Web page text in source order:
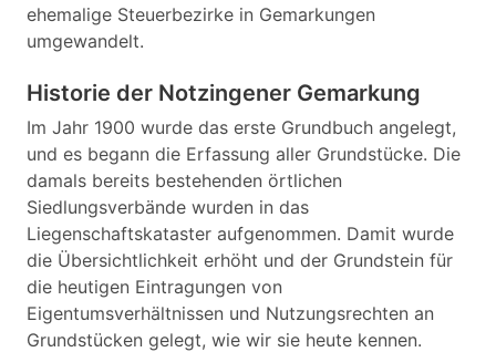
ehemalige Steuerbezirke in Gemarkungen
umgewandelt.
Historie der Notzingener Gemarkung
Im Jahr 1900 wurde das erste Grundbuch angelegt,
und es begann die Erfassung aller Grundstücke. Die
damals bereits bestehenden örtlichen
Siedlungsverbände wurden in das
Liegenschaftskataster aufgenommen. Damit wurde
die Übersichtlichkeit erhöht und der Grundstein für
die heutigen Eintragungen von
Eigentumsverhältnissen und Nutzungsrechten an
Grundstücken gelegt, wie wir sie heute kennen.